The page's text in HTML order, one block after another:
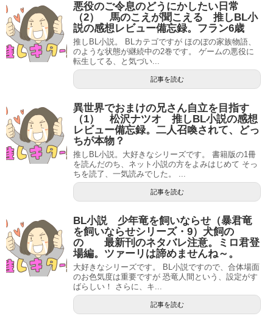
悪役のご令息のどうにかしたい日常
（2） 馬のこえが聞こえる 推しBL小
説の感想レビュー備忘録。フラン6歳
推しBL小説。 BLカテゴですが ほのぼの家族物語、
のような状態が継続中の2巻です。 ゲームの悪役に
転生してる、と気づい...
記事を読む
異世界でおまけの兄さん自立を目指す
（1） 松沢ナツオ 推しBL小説の感想
レビュー備忘録。二人召喚されて、どっ
ちが本物？
推しBL小説。大好きなシリーズです。 書籍版の1冊
を読んだのち、ネット小説の方をよみはじめて そっ
ちを読了、一気読みでした。 ...
記事を読む
BL小説 少年竜を飼いならせ（暴君竜
を飼いならせシリーズ・9）犬飼の
の 最新刊のネタバレ注意。ミロ君登
場編。ツァーリは諦めませんね～。
大好きなシリーズです。 BL小説ですので、合体場面
のお色気度は重要ですが 恐竜人間という、設定がす
ばらしい！ さらに、キ...
記事を読む